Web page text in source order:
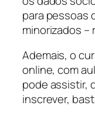
para pessoas
minorizados –
Ademais, o
online, com
pode assistir,
inscrever,